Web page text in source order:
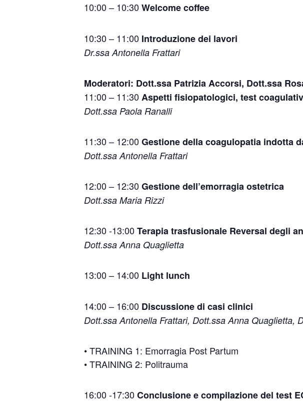
10:00 – 10:30 Welcome coffee
10:30 – 11:00 Introduzione dei lavori
Dr.ssa Antonella Frattari
Moderatori: Dott.ssa Patrizia Accorsi, Dott.ssa
11:00 – 11:30 Aspetti fisiopatologici, test
Dott.ssa Paola Ranalli
11:30 – 12:00 Gestione della coagulopatia indotta
Dott.ssa Antonella Frattari
12:00 – 12:30 Gestione dell’emorragia ostetrica
Dott.ssa Maria Rizzi
12:30 -13:00 Terapia trasfusionale Reversal degli
Dott.ssa Anna Quaglietta
13:00 – 14:00 Light lunch
14:00 – 16:00 Discussione di casi clinici
Dott.ssa Antonella Frattari, Dott.ssa Anna Quaglietta,
• TRAINING 1: Emorragia Post Partum
• TRAINING 2: Politrauma
16:00 -17:30 Conclusione e compilazione del test